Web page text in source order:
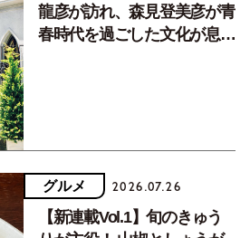
龍彦が訪れ、森見登美彦が青
春時代を過ごした文化が息づ
グルメ 2026.07.26
【新連載Vol.1】旬のきゅう